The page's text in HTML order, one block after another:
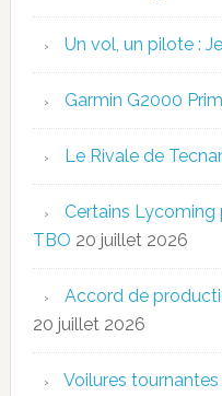
Un vol, un pilote :
Garmin G2000
Le Rivale de
Certains Lycoming
TBO 20 juillet 2026
Accord de
20 juillet 2026
Voilures